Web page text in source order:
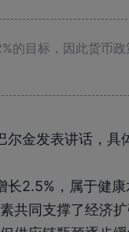
的目标，因此货币
金发表讲话，具
2.5%，属于健康
共同支撑了经济